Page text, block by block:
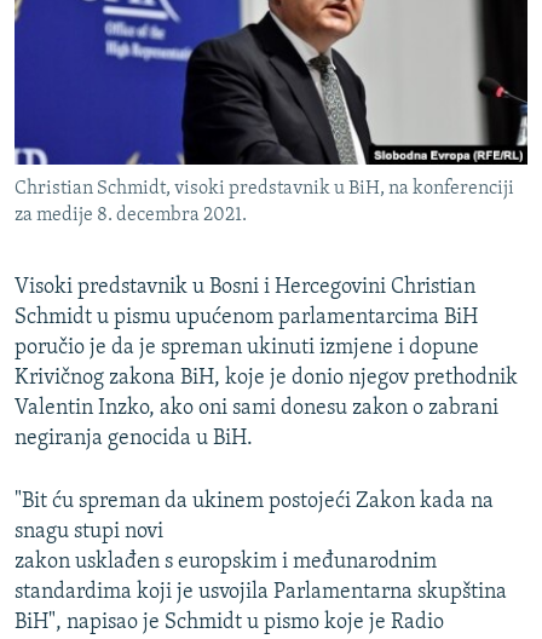
DNEVNO@RSE
GENOCID U SREBRENICI
POPLAVE I KLIZIŠTA U BIH 2024.
POST SCRIPTUM
MOJA EVROPA
TRI DECENIJE OD RATA U BIH
SVE KARTE DEJTONA
Christian Schmidt, visoki predstavnik u BiH, na konferenciji
za medije 8. decembra 2021.
Visoki predstavnik u Bosni i Hercegovini Christian
Schmidt u pismu upućenom parlamentarcima BiH
poručio je da je spreman ukinuti izmjene i dopune
Krivičnog zakona BiH, koje je donio njegov prethodnik
Valentin Inzko, ako oni sami donesu zakon o zabrani
negiranja genocida u BiH.
"Bit ću spreman da ukinem postojeći Zakon kada na
snagu stupi novi
zakon usklađen s europskim i međunarodnim
standardima koji je usvojila Parlamentarna skupština
BiH", napisao je Schmidt u pismo koje je Radio